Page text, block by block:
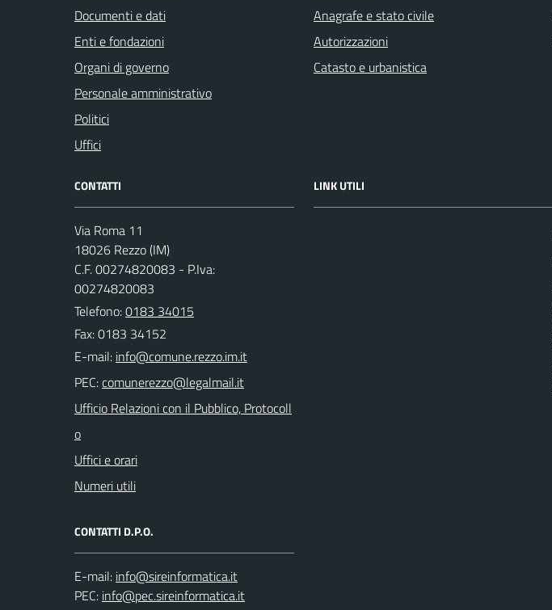
Documenti e dati
Enti e fondazioni
Organi di governo
Personale amministrativo
Politici
Uffici
Anagrafe e stato civile
Autorizzazioni
Catasto e urbanistica
CONTATTI
Via Roma 11
18026 Rezzo (IM)
C.F. 00274820083 - P.Iva:
00274820083
Telefono:0183 34015
Fax: 0183 34152
E-mail:
PEC:
Ufficio Relazioni con il Pubblico, Protocoll
o
Uffici e orari
Numeri utili
CONTATTI D.P.O.
E-mail:
PEC:
LINK UTILI